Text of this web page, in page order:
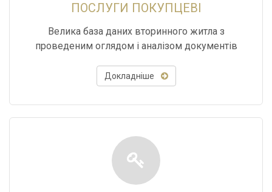
ПОСЛУГИ ПОКУПЦЕВІ
Велика база даних вторинного житла з
проведеним оглядом і аналізом документів
Докладніше